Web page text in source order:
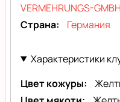
VERMEHRUNGS-GMBH
Страна
Германия
Характеристики
Цвет кожуры